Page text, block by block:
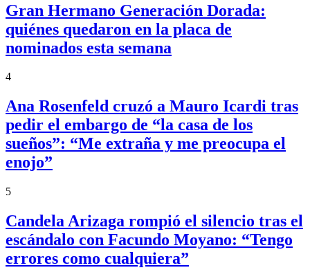
Gran Hermano Generación Dorada:
quiénes quedaron en la placa de
nominados esta semana
4
Ana Rosenfeld cruzó a Mauro Icardi tras
pedir el embargo de “la casa de los
sueños”: “Me extraña y me preocupa el
enojo”
5
Candela Arizaga rompió el silencio tras el
escándalo con Facundo Moyano: “Tengo
errores como cualquiera”